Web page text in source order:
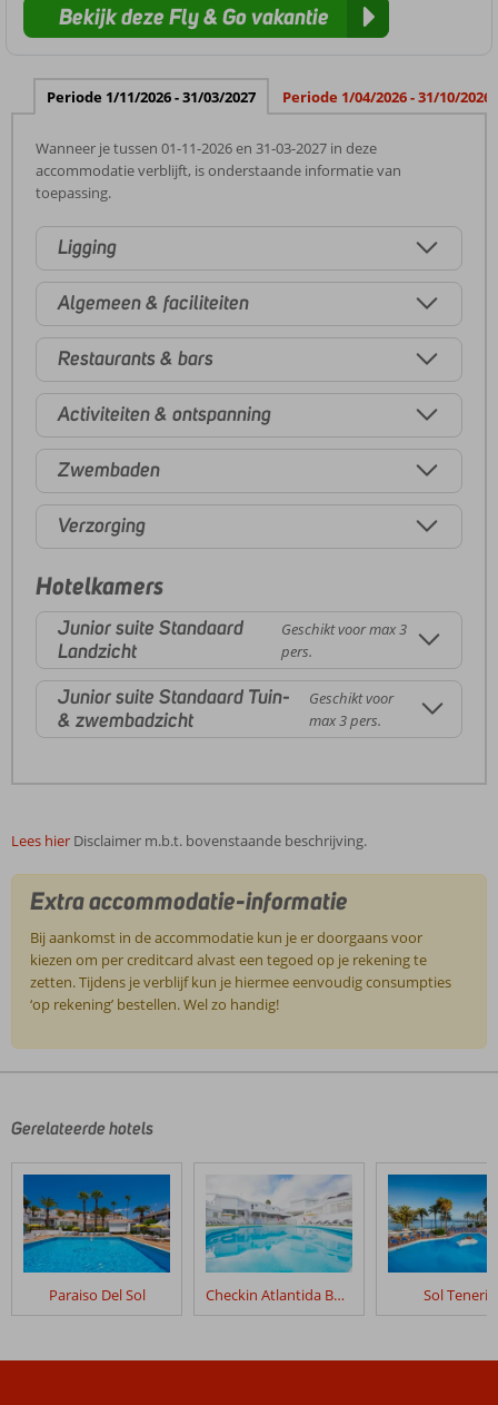
Bekijk deze Fly & Go vakantie
Periode 1/11/2026 - 31/03/2027 Periode 1/04/2026 - 31/10/2026
Wanneer je tussen 01-11-2026 en 31-03-2027 in deze
accommodatie verblijft, is onderstaande informatie van
toepassing.
Ligging
Algemeen & faciliteiten
Restaurants & bars
Activiteiten & ontspanning
Zwembaden
Verzorging
Hotelkamers
Junior suite Standaard
Landzicht
Geschikt voor max 3
pers.
Junior suite Standaard Tuin-
& zwembadzicht
Geschikt voor
max 3 pers.
Lees hier Disclaimer m.b.t. bovenstaande beschrijving.
Extra accommodatie-informatie
Bij aankomst in de accommodatie kun je er doorgaans voor
kiezen om per creditcard alvast een tegoed op je rekening te
zetten. Tijdens je verblijf kun je hiermee eenvoudig consumpties
‘op rekening’ bestellen. Wel zo handig!
door
klanten
geschreven
na
hun
verblijf
Gerelateerde hotels
Paraiso Del Sol Checkin Atlantida Bungalows Sol